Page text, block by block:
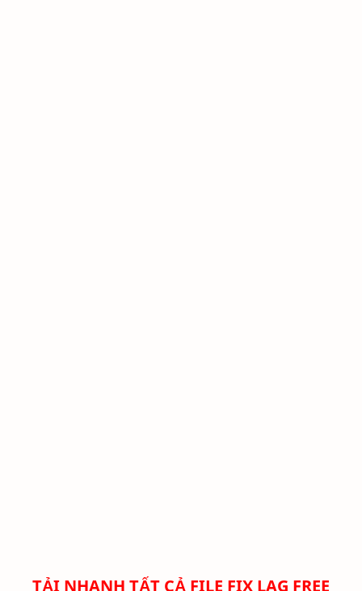
TẢI NHANH TẤT CẢ FILE FIX LAG FREE